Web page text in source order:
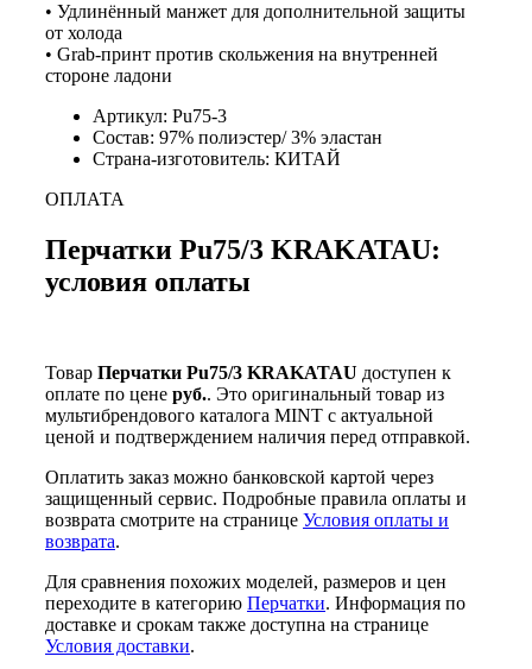
• Удлинённый манжет для дополнительной защиты
от холода
• Grab-принт против скольжения на внутренней
стороне ладони
Артикул: Pu75-3
Состав: 97% полиэстер/ 3% эластан
Страна-изготовитель: КИТАЙ
ОПЛАТА
Перчатки Pu75/3 KRAKATAU:
условия оплаты
Товар Перчатки Pu75/3 KRAKATAU доступен к
оплате по цене руб.. Это оригинальный товар из
мультибрендового каталога MINT с актуальной
ценой и подтверждением наличия перед отправкой.
Оплатить заказ можно банковской картой через
защищенный сервис. Подробные правила оплаты и
возврата смотрите на странице Условия оплаты и
возврата.
Для сравнения похожих моделей, размеров и цен
переходите в категорию Перчатки. Информация по
доставке и срокам также доступна на странице
Условия доставки.